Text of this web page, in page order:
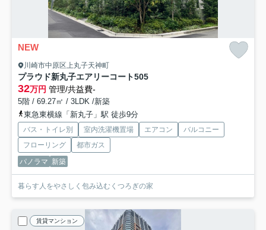
NEW
川崎市中原区上丸子天神町
プラウド新丸子エアリーコート505
32万円 管理/共益費-
5階 / 69.27㎡ / 3LDK /新築
東急東横線「新丸子」駅 徒歩9分
バス・トイレ別 室内洗濯機置場 エアコン
バルコニー
フローリング
都市ガス
パノラマ 新築
暮らす人をやさしく包み込むくつろぎの家
賃貸マンション